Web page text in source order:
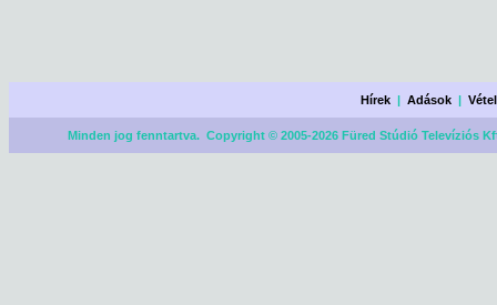
Hírek |Adások |
Minden jog fenntartva. Copyright © 2005-2026 Füred Stúdió Televíziós